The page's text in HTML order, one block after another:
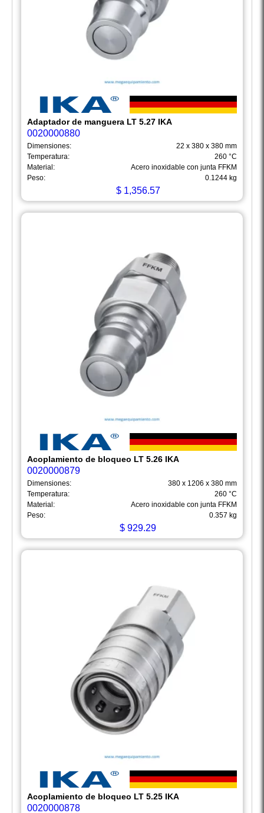
Adaptador de manguera LT 5.27 IKA
0020000880
Dimensiones:
22 x 380 x 380 mm
Temperatura:
260 °C
Material:
Acero inoxidable con junta FFKM
Peso:
0.1244 kg
$1,356.57
Acoplamiento de bloqueo LT 5.26 IKA
0020000879
Dimensiones:
380 x 1206 x 380 mm
Temperatura:
260 °C
Material:
Acero inoxidable con junta FFKM
Peso:
0.357 kg
$ 929.29
Acoplamiento de bloqueo LT 5.25 IKA
0020000878